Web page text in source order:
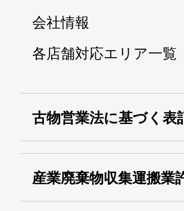
会社情報
各店舗対応エリア一覧
古物営業法に基づく表
産業廃棄物収集運搬業